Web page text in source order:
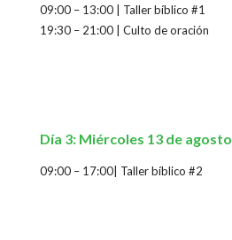
09:00 – 13:00 | Taller bíblico #1
19:30 – 21:00 | Culto de oración
Día 3: Miércoles 13 de agosto
09:00 – 17:00| Taller bíblico #2